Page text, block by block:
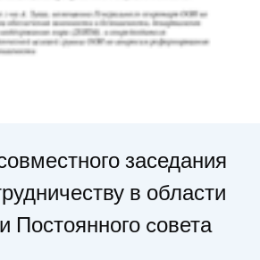
заседания
в области
Постоянного cовета